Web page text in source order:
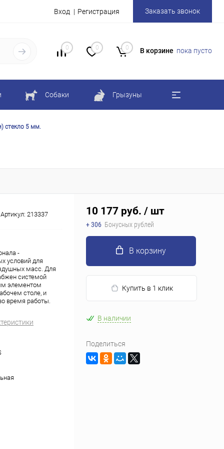
Вход Регистрация Заказать звонок
0 0 0 В корзине пока пусто
Собаки Грызуны
стекло 5 мм.
Артикул: 213337
-
условий для
масс. Для
системой
элементом
столе, и
время работы.
10 177 руб. / шт
+ 306 Бонусных рублей
В корзину
Купить в 1 клик
В наличии
Поделиться